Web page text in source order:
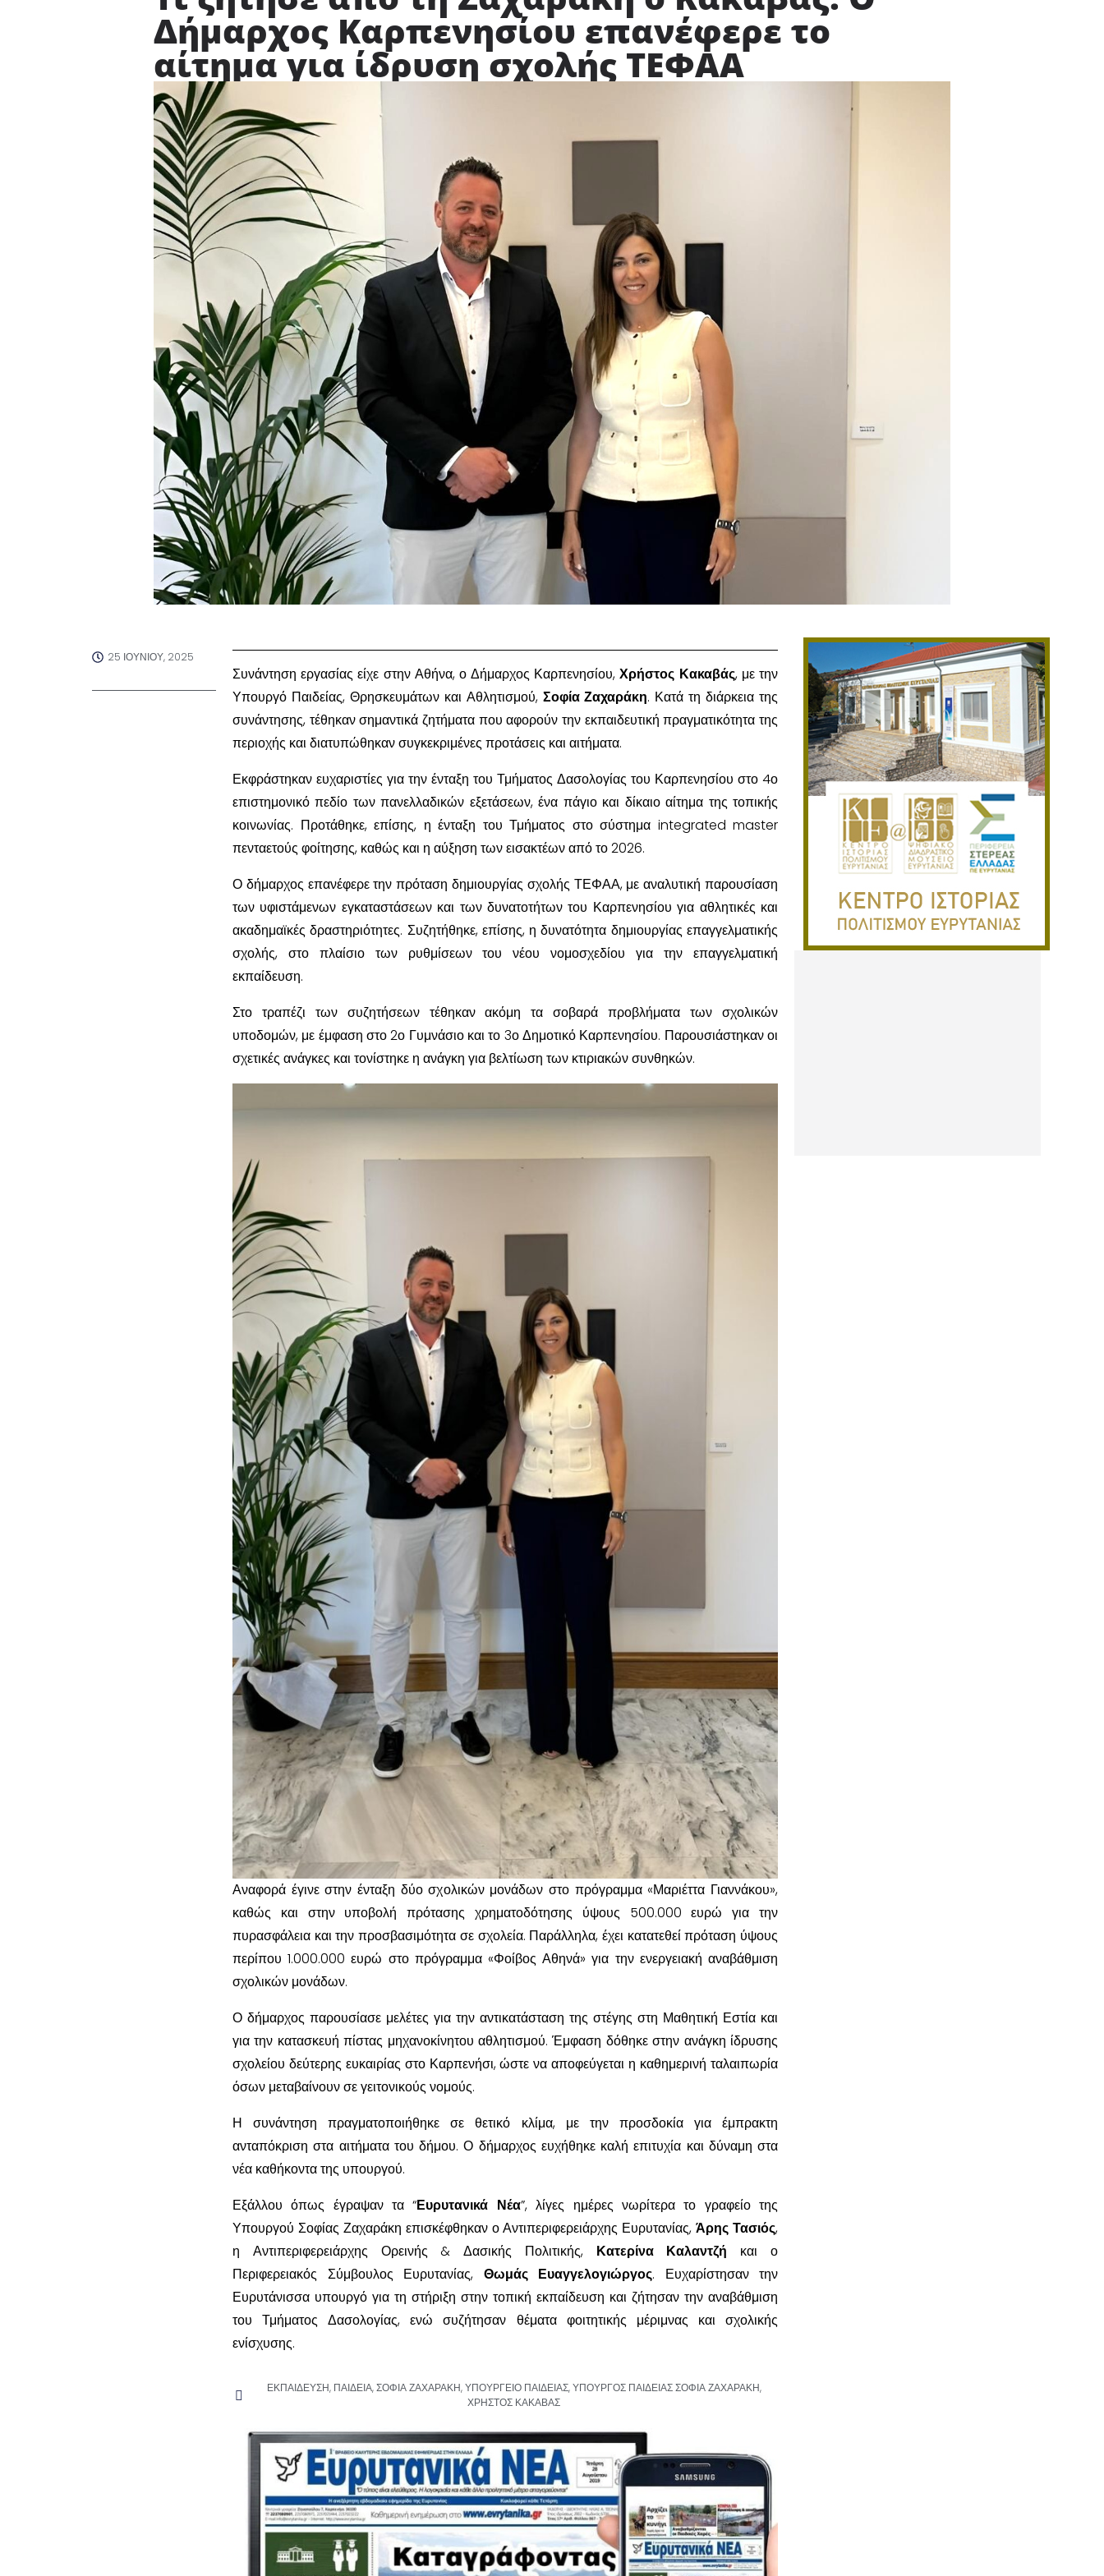
Δήμαρχος Καρπενησίου επανέφερε το
αίτημα για ίδρυση σχολής ΤΕΦΑΑ
25 ΙΟΥΝΊΟΥ, 2025
Συνάντηση εργασίας είχε στην Αθήνα, ο Δήμαρχος Καρπενησίου,Χρήστος Κακαβάς, με την
Υπουργό Παιδείας, Θρησκευμάτων και Αθλητισμού, Σοφία Ζαχαράκη. Κατά τη διάρκεια της
συνάντησης, τέθηκαν σημαντικά ζητήματα που αφορούν την εκπαιδευτική πραγματικότητα της
περιοχής και διατυπώθηκαν συγκεκριμένες προτάσεις και αιτήματα.
Εκφράστηκαν ευχαριστίες για την ένταξη του Τμήματος Δασολογίας του Καρπενησίου στο 4ο
επιστημονικό πεδίο των πανελλαδικών εξετάσεων, ένα πάγιο και δίκαιο αίτημα της τοπικής
κοινωνίας. Προτάθηκε, επίσης, η ένταξη του Τμήματος στο σύστημα integrated master
πενταετούς φοίτησης, καθώς και η αύξηση των εισακτέων από το 2026.
Ο δήμαρχος επανέφερε την πρόταση δημιουργίας σχολής ΤΕΦΑΑ, με αναλυτική παρουσίαση
των υφιστάμενων εγκαταστάσεων και των δυνατοτήτων του Καρπενησίου για αθλητικές και
ακαδημαϊκές δραστηριότητες. Συζητήθηκε, επίσης, η δυνατότητα δημιουργίας επαγγελματικής
σχολής, στο πλαίσιο των ρυθμίσεων του νέου νομοσχεδίου για την επαγγελματική
εκπαίδευση.
Στο τραπέζι των συζητήσεων τέθηκαν ακόμη τα σοβαρά προβλήματα των σχολικών
υποδομών, με έμφαση στο 2ο Γυμνάσιο και το 3ο Δημοτικό Καρπενησίου. Παρουσιάστηκαν οι
σχετικές ανάγκες και τονίστηκε η ανάγκη για βελτίωση των κτιριακών συνθηκών.
Αναφορά έγινε στην ένταξη δύο σχολικών μονάδων στο πρόγραμμα «Μαριέττα Γιαννάκου»,
καθώς και στην υποβολή πρότασης χρηματοδότησης ύψους 500.000 ευρώ για την
πυρασφάλεια και την προσβασιμότητα σε σχολεία. Παράλληλα, έχει κατατεθεί πρόταση ύψους
περίπου 1.000.000 ευρώ στο πρόγραμμα «Φοίβος Αθηνά» για την ενεργειακή αναβάθμιση
σχολικών μονάδων.
Ο δήμαρχος παρουσίασε μελέτες για την αντικατάσταση της στέγης στη Μαθητική Εστία και
για την κατασκευή πίστας μηχανοκίνητου αθλητισμού. Έμφαση δόθηκε στην ανάγκη ίδρυσης
σχολείου δεύτερης ευκαιρίας στο Καρπενήσι, ώστε να αποφεύγεται η καθημερινή ταλαιπωρία
όσων μεταβαίνουν σε γειτονικούς νομούς.
Η συνάντηση πραγματοποιήθηκε σε θετικό κλίμα, με την προσδοκία για έμπρακτη
ανταπόκριση στα αιτήματα του δήμου. Ο δήμαρχος ευχήθηκε καλή επιτυχία και δύναμη στα
νέα καθήκοντα της υπουργού.
Εξάλλου όπως έγραψαν τα “Ευρυτανικά Νέα”, λίγες ημέρες νωρίτερα το γραφείο της
Υπουργού Σοφίας Ζαχαράκη επισκέφθηκαν ο Αντιπεριφερειάρχης Ευρυτανίας,Άρης Τασιός,
η Αντιπεριφερειάρχης Ορεινής & Δασικής Πολιτικής, Κατερίνα Καλαντζή και ο
Περιφερειακός Σύμβουλος Ευρυτανίας, Θωμάς Ευαγγελογιώργος. Ευχαρίστησαν την
Ευρυτάνισσα υπουργό για τη στήριξη στην τοπική εκπαίδευση και ζήτησαν την αναβάθμιση
του Τμήματος Δασολογίας, ενώ συζήτησαν θέματα φοιτητικής μέριμνας και σχολικής
ενίσχυσης.
ΕΚΠΑΙΔΕΥΣΗ, ΠΑΙΔΕΙΑ,ΣΟΦΙΑ ΖΑΧΑΡΑΚΗ,ΥΠΟΥΡΓΕΙΟ ΠΑΙΔΕΙΑΣ,ΥΠΟΥΡΓΟΣ ΠΑΙΔΕΙΑΣ ΣΟΦΙΑ ΖΑΧΑΡΑΚΗ,
ΧΡΗΣΤΟΣ ΚΑΚΑΒΑΣ